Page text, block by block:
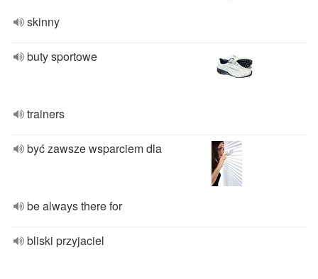
skinny
buty sportowe
trainers
być zawsze wsparciem dla
be always there for
bliski przyjaciel